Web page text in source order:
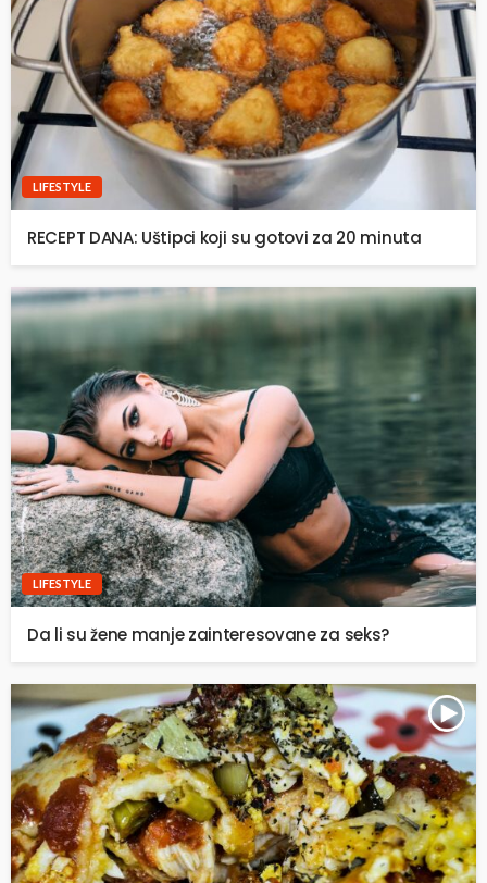
LIFESTYLE
RECEPT DANA: Uštipci koji su gotovi za 20 minuta
LIFESTYLE
Da li su žene manje zainteresovane za seks?